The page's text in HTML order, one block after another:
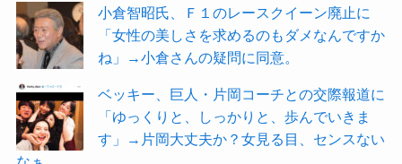
小倉智昭氏、Ｆ１のレースクイーン廃止に
「女性の美しさを求めるのもダメなんですか
ね」→小倉さんの疑問に同意。
ベッキー、巨人・片岡コーチとの交際報道に
「ゆっくりと、しっかりと、歩んでいきま
す」→片岡大丈夫か？女見る目、センスない